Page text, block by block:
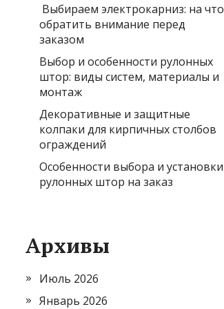
Выбираем электрокарниз: на что
обратить внимание перед
заказом
Выбор и особенности рулонных
штор: виды систем, материалы и
монтаж
Декоративные и защитные
колпаки для кирпичных столбов
ограждений
Особенности выбора и установки
рулонных штор на заказ
Архивы
Июль 2026
Январь 2026